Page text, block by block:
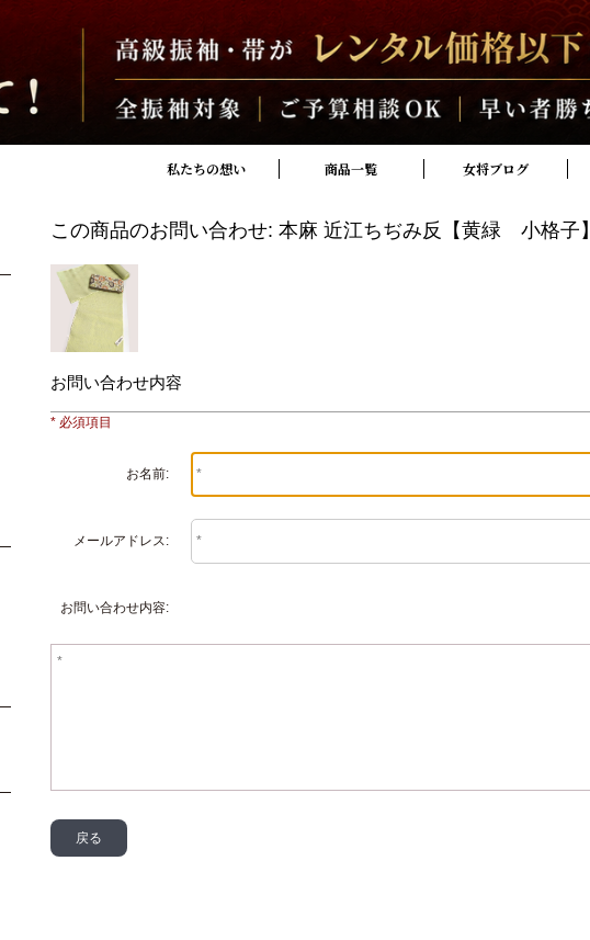
私たちの想い 商品一覧 女将ブログ
この商品のお問い合わせ: 本麻 近江ちぢみ反【黄緑 小格子】
お問い合わせ内容
* 必須項目
お名前:
メールアドレス:
お問い合わせ内容:
戻る